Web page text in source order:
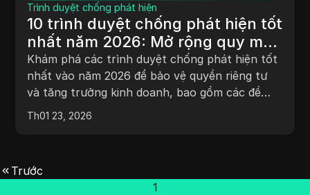
Trình duyệt chống phát hiện
10 trình duyệt chống phát hiện tốt
nhất năm 2026: Mở rộng quy mô
doanh nghiệp của bạn với quyền
riêng tư tối ưu
Khám phá các trình duyệt chống phát hiện tốt
nhất vào năm 2026 để bảo vệ quyền riêng tư
và tăng trưởng kinh doanh, bao gồm các đề
xuất hàng đầu như DICloak.
Th01 23, 2026
Trước
1